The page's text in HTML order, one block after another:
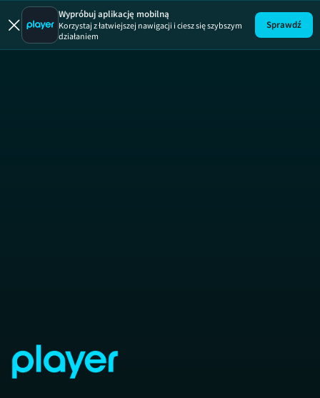
Wypróbuj aplikację mobilną
Korzystaj z łatwiejszej nawigacji i ciesz się szybszym
działaniem
Sprawdź